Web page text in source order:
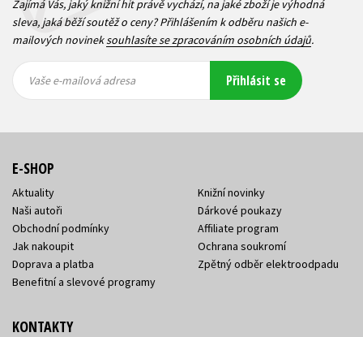
Zajímá Vás, jaký knižní hit právě vychází, na jaké zboží je výhodná
sleva, jaká běží soutěž o ceny? Přihlášením k odběru našich e-
mailových novineksouhlasíte se zpracováním osobních údajů.
mailová
mailová
Vaše e-mailová adresa Přihlásit se
E-SHOP
Aktuality
Naši autoři
Obchodní podmínky
Jak nakoupit
Doprava a platba
Benefitní a slevové programy
Knižní novinky
Dárkové poukazy
Affiliate program
Ochrana soukromí
Zpětný odběr elektroodpadu
KONTAKTY